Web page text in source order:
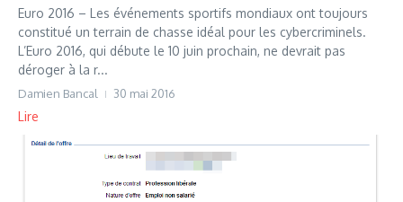
Euro 2016 – Les événements sportifs mondiaux ont toujours
constitué un terrain de chasse idéal pour les cybercriminels.
L’Euro 2016, qui débute le 10 juin prochain, ne devrait pas
déroger à la r...
Damien Bancal 30 mai 2016
Lire